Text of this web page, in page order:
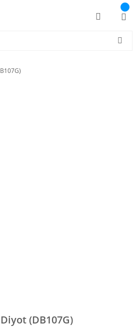
(DB107G)